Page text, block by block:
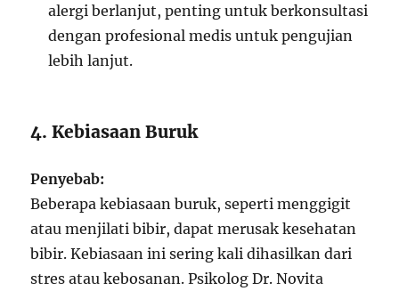
alergi berlanjut, penting untuk berkonsultasi
dengan profesional medis untuk pengujian
lebih lanjut.
4. Kebiasaan Buruk
Penyebab:
Beberapa kebiasaan buruk, seperti menggigit
atau menjilati bibir, dapat merusak kesehatan
bibir. Kebiasaan ini sering kali dihasilkan dari
stres atau kebosanan. Psikolog Dr. Novita